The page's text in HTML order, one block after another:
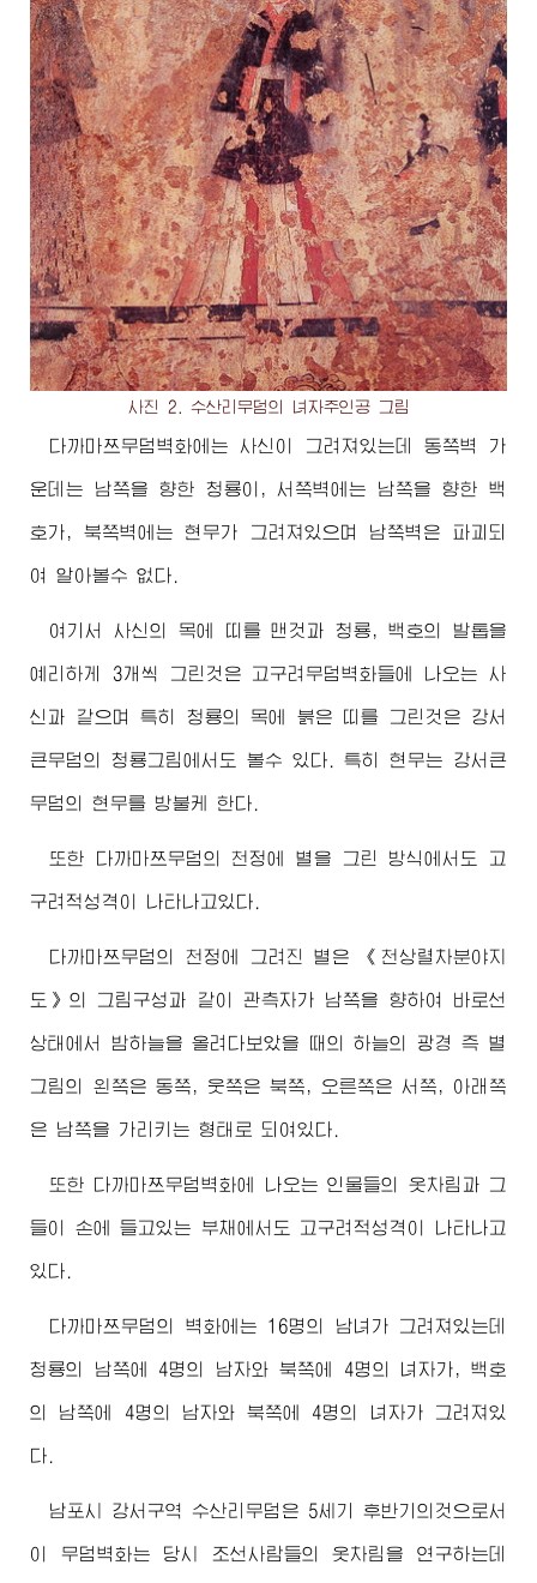
사진 2. 수산리무덤의 녀자주인공 그림
다까마쯔무덤벽화에는 사신이 그려져있는데 동쪽벽 가
운데는 남쪽을 향한 청룡이, 서쪽벽에는 남쪽을 향한 백
호가, 북쪽벽에는 현무가 그려져있으며 남쪽벽은 파괴되
여 알아볼수 없다.
여기서 사신의 목에 띠를 맨것과 청룡, 백호의 발톱을
예리하게 3개씩 그린것은 고구려무덤벽화들에 나오는 사
신과 같으며 특히 청룡의 목에 붉은 띠를 그린것은 강서
큰무덤의 청룡그림에서도 볼수 있다. 특히 현무는 강서큰
무덤의 현무를 방불케 한다.
또한 다까마쯔무덤의 천정에 별을 그린 방식에서도 고
구려적성격이 나타나고있다.
다까마쯔무덤의 천정에 그려진 별은 《천상렬차분야지
도》의 그림구성과 같이 관측자가 남쪽을 향하여 바로선
상태에서 밤하늘을 올려다보았을 때의 하늘의 광경 즉 별
그림의 왼쪽은 동쪽, 웃쪽은 북쪽, 오른쪽은 서쪽, 아래쪽
은 남쪽을 가리키는 형태로 되여있다.
또한 다까마쯔무덤벽화에 나오는 인물들의 옷차림과 그
들이 손에 들고있는 부채에서도 고구려적성격이 나타나고
있다.
다까마쯔무덤의 벽화에는 16명의 남녀가 그려져있는데
청룡의 남쪽에 4명의 남자와 북쪽에 4명의 녀자가, 백호
의 남쪽에 4명의 남자와 북쪽에 4명의 녀자가 그려져있
다.
남포시 강서구역 수산리무덤은 5세기 후반기의것으로서
이 무덤벽화는 당시 조선사람들의 옷차림을 연구하는데